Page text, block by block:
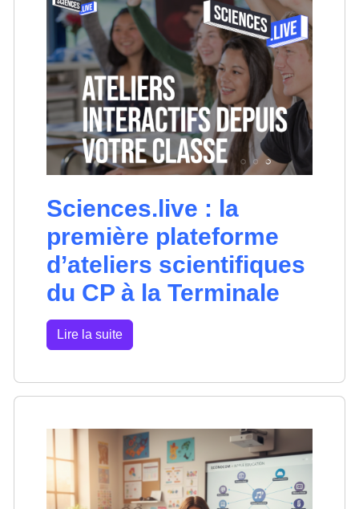
Sciences.live : la
première plateforme
d’ateliers scientifiques
du CP à la Terminale
Lire la suite